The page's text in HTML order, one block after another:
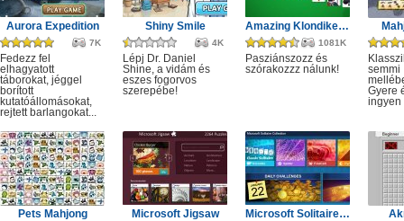
Aurora Expedition
7K
Fedezz fel
elhagyatott
táborokat, jéggel
borított
kutatóállomásokat,
rejtett barlangokat...
Shiny Smile
4K
Lépj Dr. Daniel
Shine, a vidám és
eszes fogorvos
szerepébe!
Amazing Klondike Solitaire
1081K
Pasziánszozz és
szórakozzz nálunk!
semmi
Gyere
ingyen
Pets Mahjong Microsoft Jigsaw Microsoft Solitaire Collection